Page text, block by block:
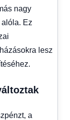
nagy
Ez
lesz
a